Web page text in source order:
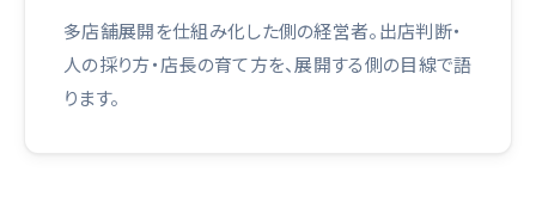
多店舗展開を仕組み化した側の経営者。出店判断・
人の採り方・店長の育て方を、展開する側の目線で語
ります。